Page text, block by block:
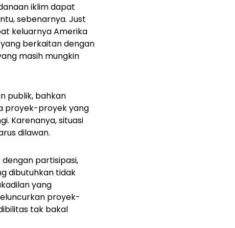
iklim dapat
sebenarnya. Just
keluarnya Amerika
berkaitan dengan
masih mungkin
publik, bahkan
proyek-proyek yang
Karenanya, situasi
dilawan.
partisipasi,
dibutuhkan tidak
yang
proyek-
tak bakal